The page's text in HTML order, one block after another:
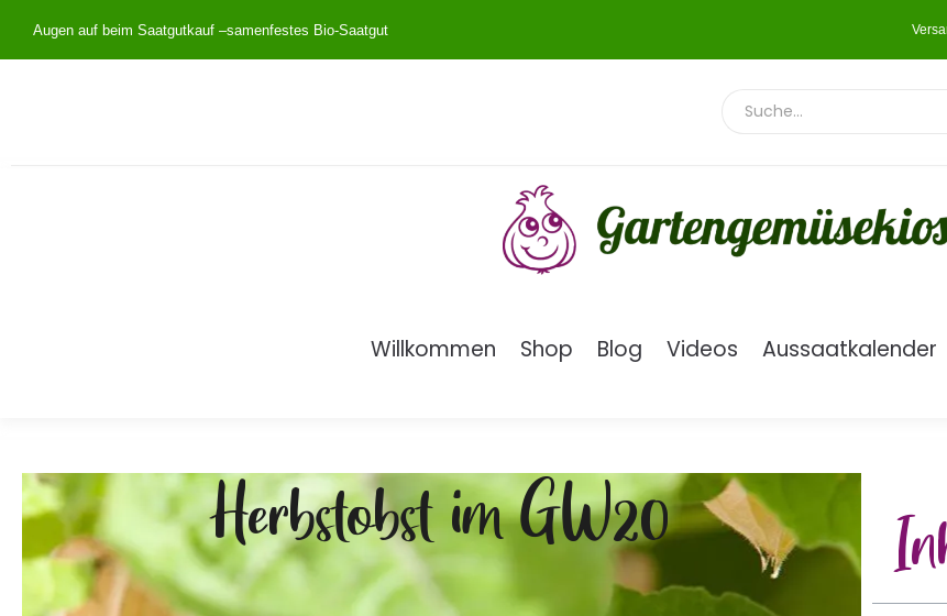
Augen auf beim Saatgutkauf –samenfestes Bio-Saatgut
Willkommen Shop Blog Videos Aussaatkalender
Herbstobst im GW20